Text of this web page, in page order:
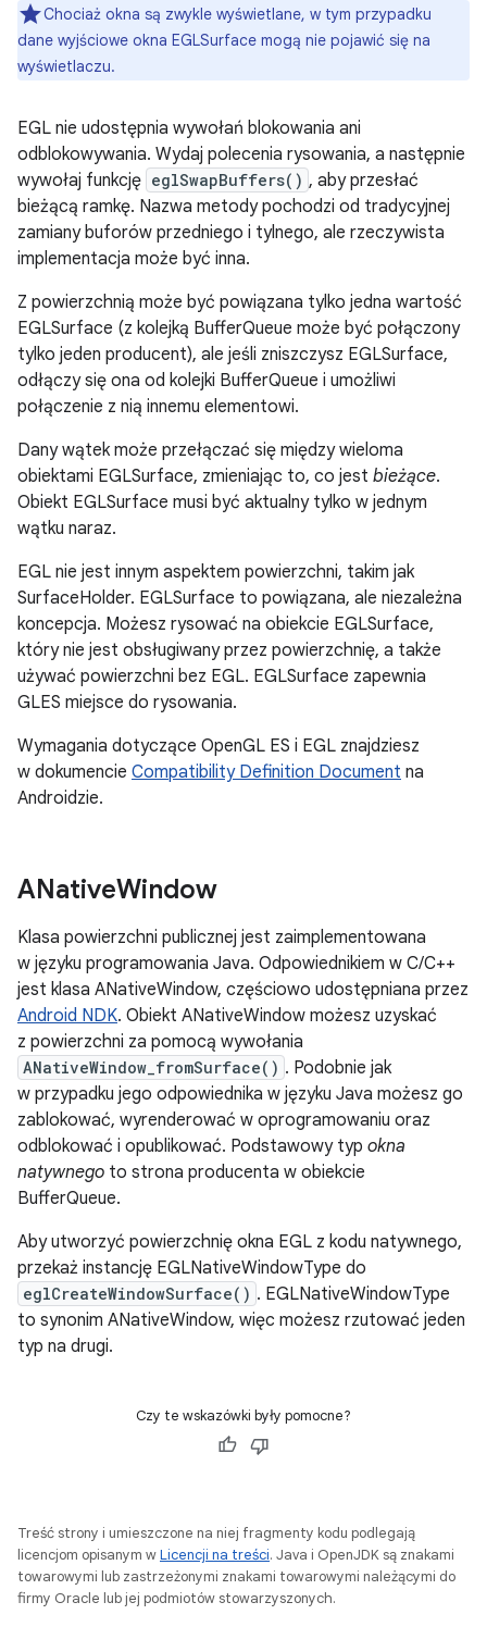
Chociaż okna są zwykle wyświetlane, w tym przypadku
dane wyjściowe okna EGLSurface mogą nie pojawić się na
wyświetlaczu.
EGL nie udostępnia wywołań blokowania ani
odblokowywania. Wydaj polecenia rysowania, a następnie
wywołaj funkcję eglSwapBuffers() , aby przesłać
bieżącą ramkę. Nazwa metody pochodzi od tradycyjnej
zamiany buforów przedniego i tylnego, ale rzeczywista
implementacja może być inna.
Z powierzchnią może być powiązana tylko jedna wartość
EGLSurface (z kolejką BufferQueue może być połączony
tylko jeden producent), ale jeśli zniszczysz EGLSurface,
odłączy się ona od kolejki BufferQueue i umożliwi
połączenie z nią innemu elementowi.
Dany wątek może przełączać się między wieloma
obiektami EGLSurface, zmieniając to, co jest bieżące.
Obiekt EGLSurface musi być aktualny tylko w jednym
wątku naraz.
EGL nie jest innym aspektem powierzchni, takim jak
SurfaceHolder. EGLSurface to powiązana, ale niezależna
koncepcja. Możesz rysować na obiekcie EGLSurface,
który nie jest obsługiwany przez powierzchnię, a także
używać powierzchni bez EGL. EGLSurface zapewnia
GLES miejsce do rysowania.
Wymagania dotyczące OpenGL ES i EGL znajdziesz
w dokumencie Compatibility Definition Document na
Androidzie.
ANativeWindow
Klasa powierzchni publicznej jest zaimplementowana
w języku programowania Java. Odpowiednikiem w C/C++
jest klasa ANativeWindow, częściowo udostępniana przez
Android NDK. Obiekt ANativeWindow możesz uzyskać
z powierzchni za pomocą wywołania
ANativeWindow_fromSurface() . Podobnie jak
w przypadku jego odpowiednika w języku Java możesz go
zablokować, wyrenderować w oprogramowaniu oraz
odblokować i opublikować. Podstawowy typ okna
natywnego to strona producenta w obiekcie
BufferQueue.
Aby utworzyć powierzchnię okna EGL z kodu natywnego,
przekaż instancję EGLNativeWindowType do
eglCreateWindowSurface() . EGLNativeWindowType
to synonim ANativeWindow, więc możesz rzutować jeden
typ na drugi.
Czy te wskazówki były pomocne?
Treść strony i umieszczone na niej fragmenty kodu podlegają
licencjom opisanym wLicencji na treści. Java i OpenJDK są znakami
towarowymi lub zastrzeżonymi znakami towarowymi należącymi do
firmy Oracle lub jej podmiotów stowarzyszonych.